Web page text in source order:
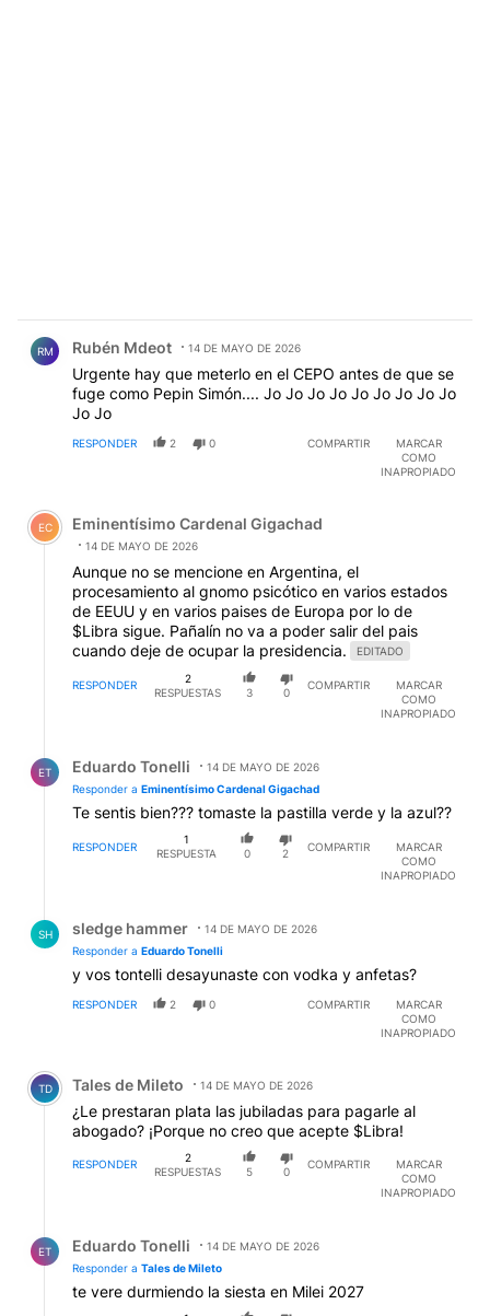
RM Rubén Mdeot 14 DE MAYO DE 2026
Urgente hay que meterlo en el CEPO antes de que se
fuge como Pepin Simón.... Jo Jo Jo Jo Jo Jo Jo Jo Jo
Jo Jo
RESPONDER 2 0 COMPARTIR
MARCAR
COMO
INAPROPIADO
Comentario de Eminentísimo Cardenal Gigachad.
EC Eminentísimo Cardenal Gigachad
14 DE MAYO DE 2026
Aunque no se mencione en Argentina, el
procesamiento al gnomo psicótico en varios estados
de EEUU y en varios paises de Europa por lo de
$Libra sigue. Pañalín no va a poder salir del pais
cuando deje de ocupar la presidencia.
EDITADO
RESPONDER
2
RESPUESTAS
3 0
COMPARTIR
MARCAR
COMO
INAPROPIADO
ET Eduardo Tonelli
14 DE MAYO DE 2026
Responder a Eminentísimo Cardenal Gigachad
Te sentis bien??? tomaste la pastilla verde y la azul??
RESPONDER
1
RESPUESTA
0 2
COMPARTIR
MARCAR
COMO
INAPROPIADO
SH sledge hammer
14 DE MAYO DE 2026
Responder a Eduardo Tonelli
y vos tontelli desayunaste con vodka y anfetas?
RESPONDER 2 0 COMPARTIR
MARCAR
COMO
INAPROPIADO
Comentario de Tales de Mileto.
TD Tales de Mileto 14 DE MAYO DE 2026
¿Le prestaran plata las jubiladas para pagarle al
abogado? ¡Porque no creo que acepte $Libra!
RESPONDER
2
RESPUESTAS
5 0
COMPARTIR
MARCAR
COMO
INAPROPIADO
ET Eduardo Tonelli
14 DE MAYO DE 2026
Responder a Tales de Mileto
te vere durmiendo la siesta en Milei 2027